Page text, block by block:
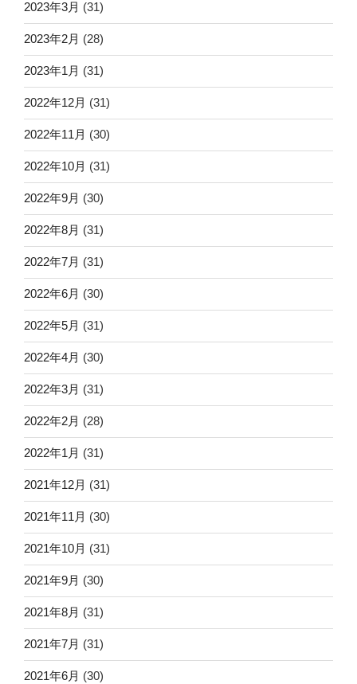
2023年3月 (31)
2023年2月 (28)
2023年1月 (31)
2022年12月 (31)
2022年11月 (30)
2022年10月 (31)
2022年9月 (30)
2022年8月 (31)
2022年7月 (31)
2022年6月 (30)
2022年5月 (31)
2022年4月 (30)
2022年3月 (31)
2022年2月 (28)
2022年1月 (31)
2021年12月 (31)
2021年11月 (30)
2021年10月 (31)
2021年9月 (30)
2021年8月 (31)
2021年7月 (31)
2021年6月 (30)